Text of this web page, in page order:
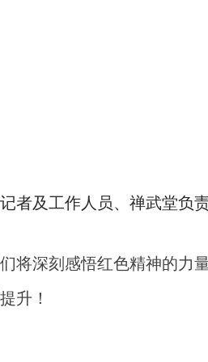
者及工作人员、禅武堂负
们将深刻感悟红色精神的力
升！